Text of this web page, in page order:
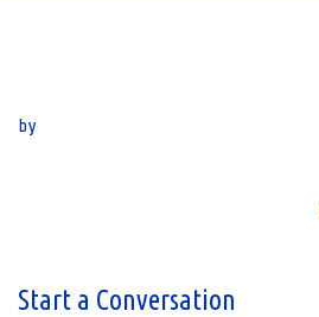
by
Start a Conversation